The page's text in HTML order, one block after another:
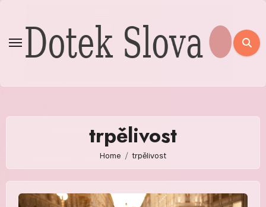
content
trpělivost
Home trpělivost